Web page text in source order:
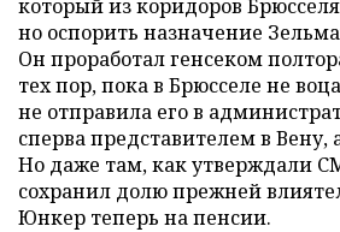
который из коридоров
но оспорить назначение
Он проработал генсеком
тех пор, пока в Брюсселе не
не отправила его в
сперва представителем в Вену,
Но даже там, как утверждали
сохранил долю прежней
Юнкер теперь на пенсии.